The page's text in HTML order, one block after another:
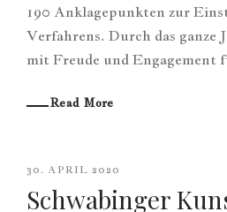
190 Anklagepunkten zur
Verfahrens. Durch das ganze
mit Freude und Engagement
Read More
30. APRIL 2020
Schwabinger